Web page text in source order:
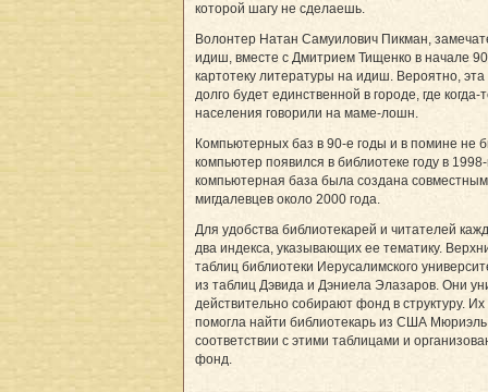
которой шагу не сделаешь.
Волонтер Натан Самуилович Пикман,
идиш, вместе с Дмитрием Тищенко в начале
картотеку литературы на идиш. Вероятно,
долго будет единственной в городе, где когда-
населения говорили на маме-лошн.
Компьютерных баз в 90-е годы и в помине не
компьютер появился в библиотеке году в
компьютерная база была создана
мигдалевцев около 2000 года.
Для удобства библиотекарей и читателей
два индекса, указывающих ее тематику.
таблиц библиотеки Иерусалимского
из таблиц Дэвида и Дэниела Элазаров. Они
действительно собирают фонд в структуру.
помогла найти библиотекарь из США
соответствии с этими таблицами и
фонд.